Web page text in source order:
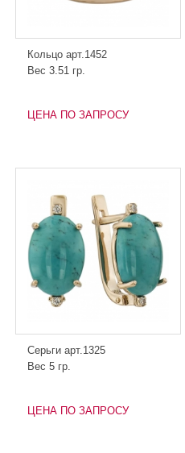
Кольцо арт.1452
Вес 3.51 гр.
ЦЕНА ПО ЗАПРОСУ
Серьги арт.1325
Вес 5 гр.
ЦЕНА ПО ЗАПРОСУ